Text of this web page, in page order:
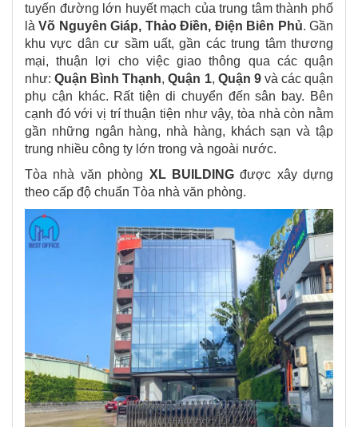
tuyến đường lớn huyết mạch của trung tâm thành phố
làVõ Nguyên Giáp, Thảo Điền, Điện Biên Phủ. Gần
khu vực dân cư sầm uất, gần các trung tâm thương
mại, thuận lợi cho việc giao thông qua các quận
như:Quận Bình Thạnh,Quận 1, Quận 9và các quận
phụ cận khác. Rất tiện di chuyển đến sân bay. Bên
cạnh đó với vị trí thuận tiện như vậy, tòa nhà còn nằm
gần những ngân hàng, nhà hàng, khách sạn và tập
trung nhiều công ty lớn trong và ngoài nước.
Tòa nhà văn phòng XL BUILDINGđược xây dựng
theo cấp độ chuẩn Tòa nhà văn phòng.